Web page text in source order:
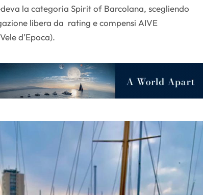
la categoria Spirit of Barcolana, scegliendo
libera da rating e compensi AIVE
d’Epoca).